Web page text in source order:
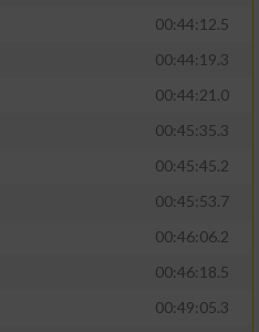
00:44:12.5
00:44:19.3
00:44:21.0
00:45:35.3
00:45:45.2
00:45:53.7
00:46:06.2
00:46:18.5
00:49:05.3